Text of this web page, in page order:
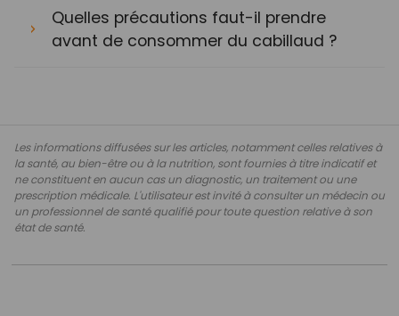
Quelles précautions faut-il prendre
avant de consommer du cabillaud ?
Les informations diffusées sur les articles, notamment celles relatives à
la santé, au bien-être ou à la nutrition, sont fournies à titre indicatif et
ne constituent en aucun cas un diagnostic, un traitement ou une
prescription médicale. L'utilisateur est invité à consulter un médecin ou
un professionnel de santé qualifié pour toute question relative à son
état de santé.